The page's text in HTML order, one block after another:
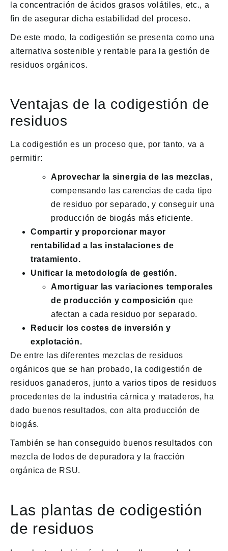
la concentración de ácidos grasos volátiles, etc., a
fin de asegurar dicha estabilidad del proceso.
De este modo, la codigestión se presenta como una
alternativa sostenible y rentable para la gestión de
residuos orgánicos.
Ventajas de la codigestión de
residuos
La codigestión es un proceso que, por tanto, va a
permitir:
Aprovechar la sinergia de las mezclas,
compensando las carencias de cada tipo
de residuo por separado, y conseguir una
producción de biogás más eficiente.
Compartir y proporcionar mayor
rentabilidad a las instalaciones de
tratamiento.
Unificar la metodología de gestión.
Amortiguar las variaciones temporales
de producción y composición que
afectan a cada residuo por separado.
Reducir los costes de inversión y
explotación.
De entre las diferentes mezclas de residuos
orgánicos que se han probado, la codigestión de
residuos ganaderos, junto a varios tipos de residuos
procedentes de la industria cárnica y mataderos, ha
dado buenos resultados, con alta producción de
biogás.
También se han conseguido buenos resultados con
mezcla de lodos de depuradora y la fracción
orgánica de RSU.
Las plantas de codigestión
de residuos